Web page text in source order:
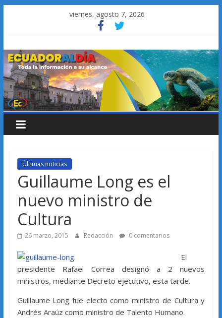
viernes, agosto 7, 2026
Últimas noticias
Guillaume Long es el
nuevo ministro de
Cultura
26 marzo, 2015 Redacción 0 comentarios
El
presidente Rafael Correa designó a 2 nuevos
ministros, mediante Decreto ejecutivo, esta tarde.
Guillaume Long fue electo como ministro de Cultura y
Andrés Araúz como ministro de Talento Humano.